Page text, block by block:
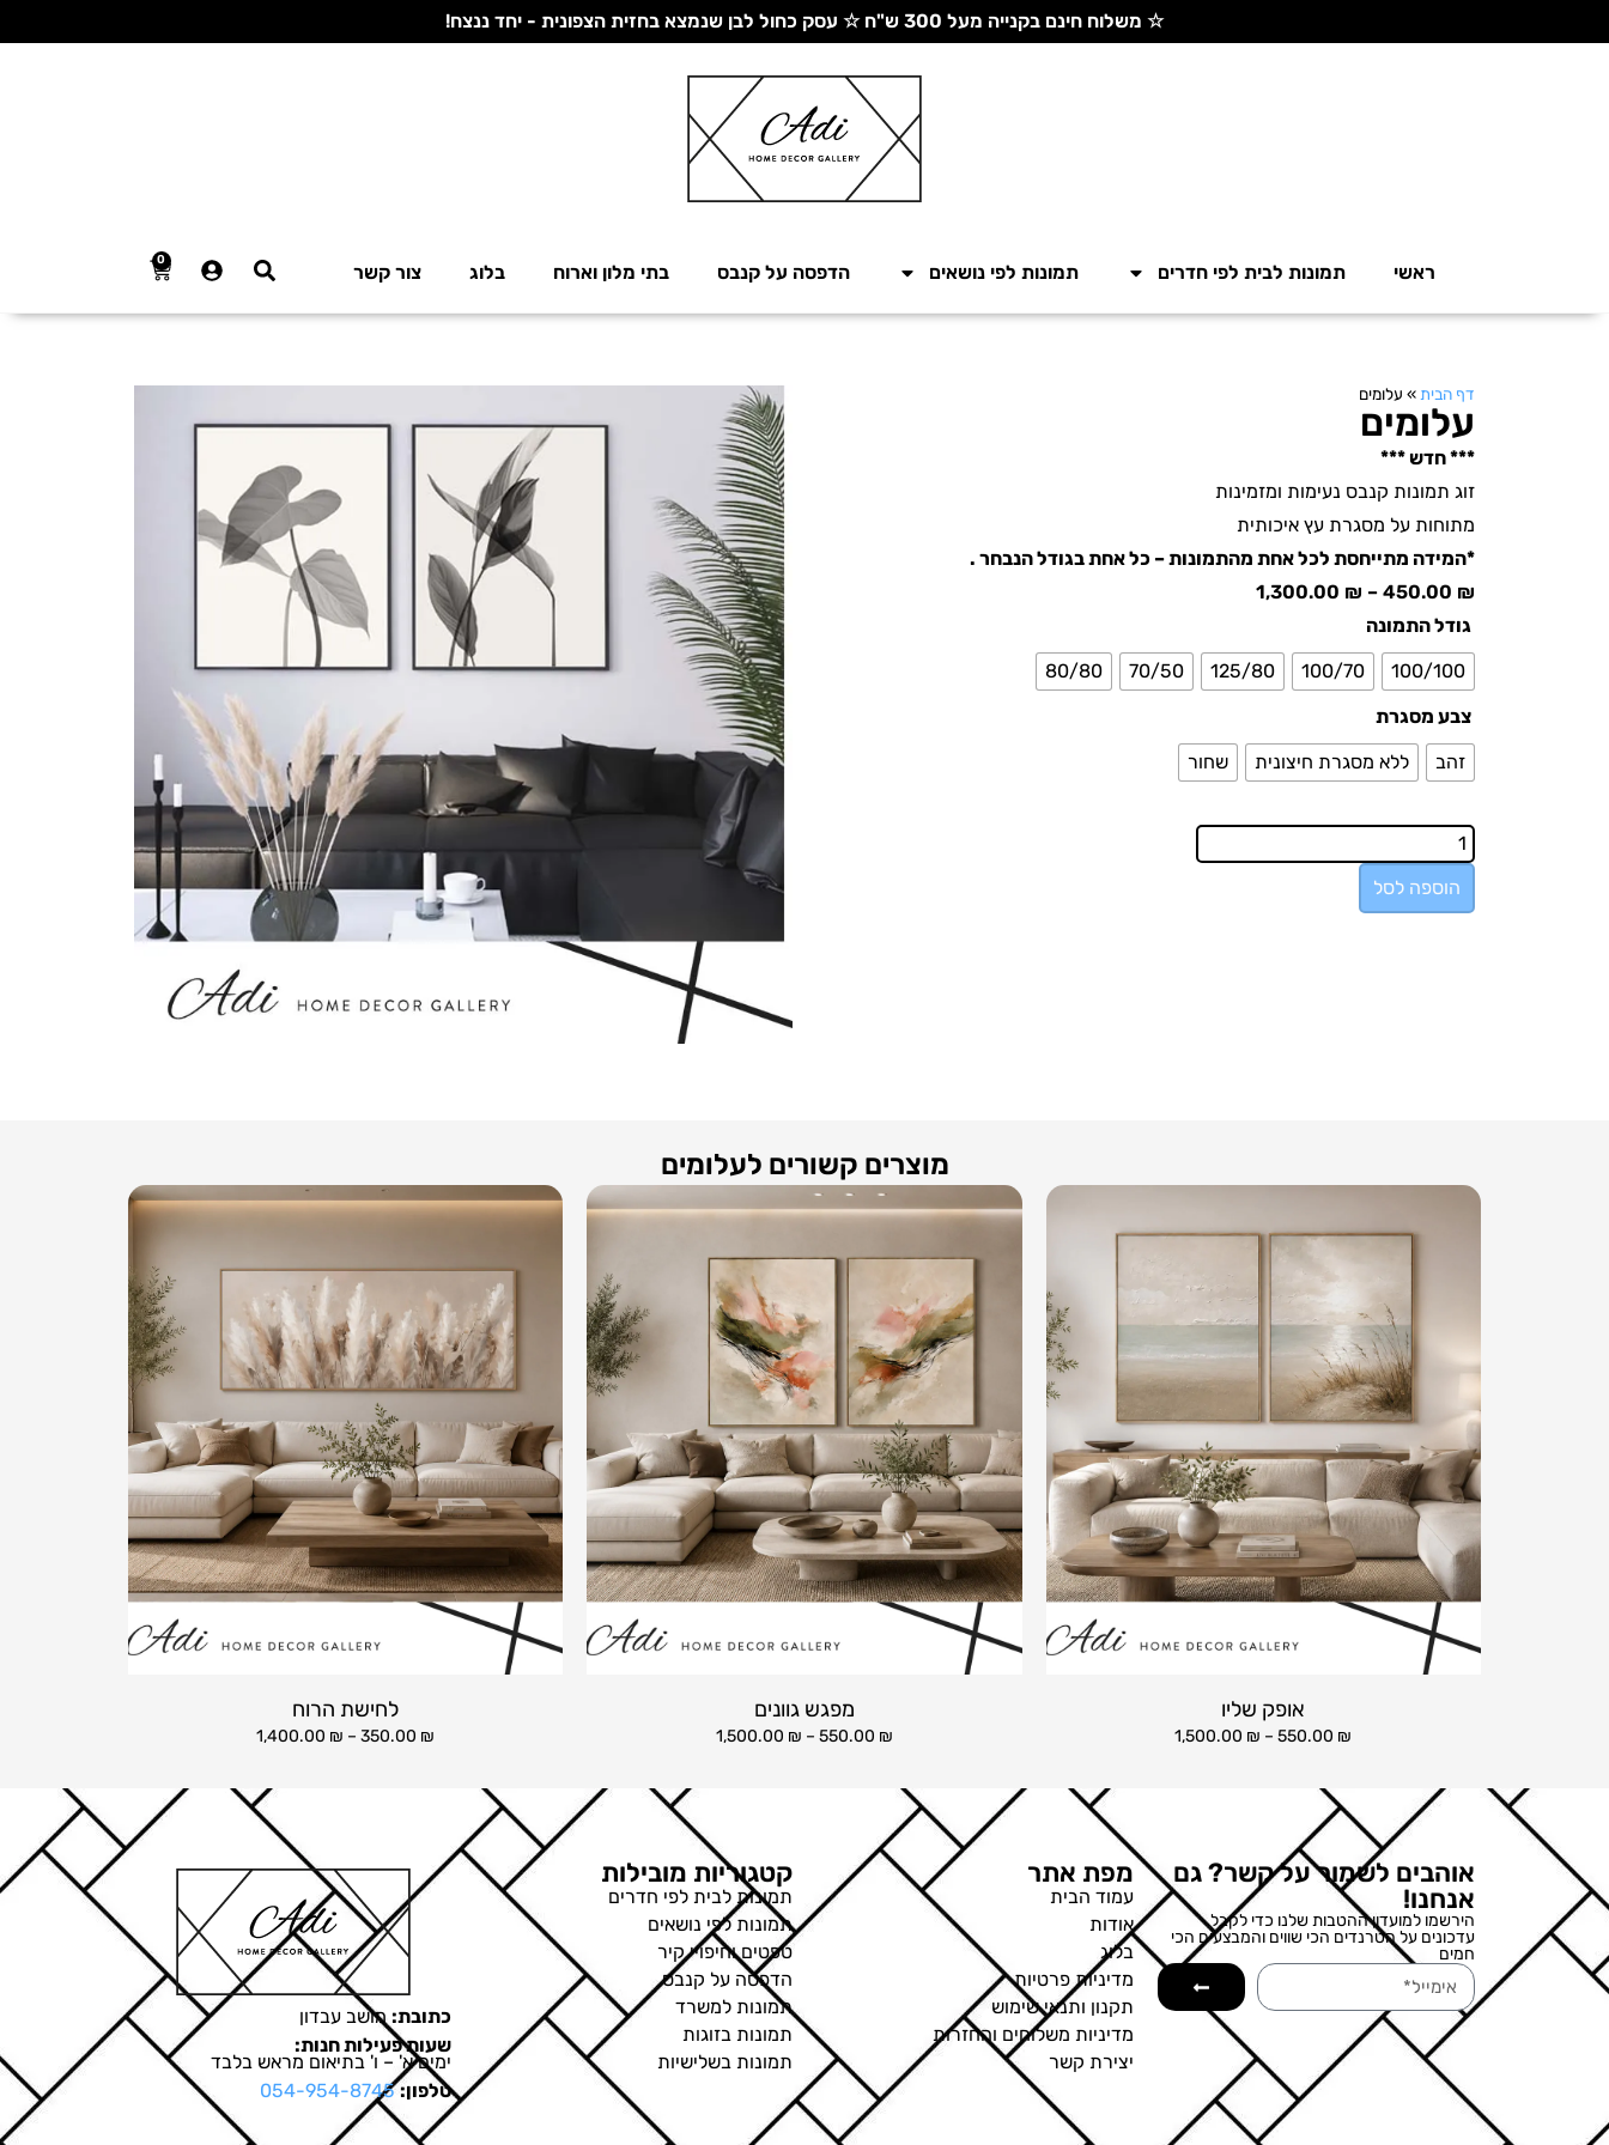
☆ משלוח חינם בקנייה מעל 300 ש"ח ☆ עסק כחול לבן שנמצא בחזית הצפונית - יחד ננצח!
ראשי תמונות לבית לפי חדרים תמונות לפי נושאים הדפסה על קנבס בתי מלון וארוח בלוג צור קשר
0
דף הבית » עלומים
עלומים
*** חדש ***
זוג תמונות קנבס נעימות ומזמינות
מתוחות על מסגרת עץ איכותית
*המידה מתייחסת לכל אחת מהתמונות – כל אחת בגודל הנבחר .
450.00 ₪
–
1,300.00 ₪
גודל התמונה
100/100
100/70
125/80
70/50
80/80
צבע מסגרת
זהב
ללא מסגרת חיצונית שחור
הוספה לסל
מוצרים קשורים לעלומים
אופק שליו
550.00 ₪
–
1,500.00 ₪
מפגש גוונים
550.00 ₪
–
1,500.00 ₪
לחישת הרוח
350.00 ₪
–
1,400.00 ₪
אוהבים לשמור על קשר? גם
אנחנו!
הירשמו למועדון ההטבות שלנו כדי לקבל
עדכונים על הטרנדים הכי שווים והמבצעים הכי
חמים
מפת אתר
עמוד הבית
אודות
בלוג
מדיניות פרטיות
תקנון ותנאי שימוש
מדיניות משלוחים והחזרות
יצירת קשר
קטגוריות מובילות
תמונות לבית לפי חדרים
תמונות לפי נושאים
טפטים וחיפויי קיר
הדפסה על קנבס
תמונות למשרד
תמונות בזוגות
תמונות בשלישיות
כתובת: מושב עבדון
שעות פעילות חנות:
ימים א' – ו' בתיאום מראש בלבד
טלפון: 054-954-8745